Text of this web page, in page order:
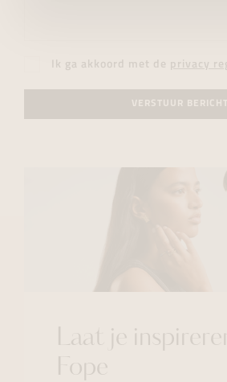
Ik ga akkoord met de privacy
VERSTUUR BERICHT
Laat je
Fope